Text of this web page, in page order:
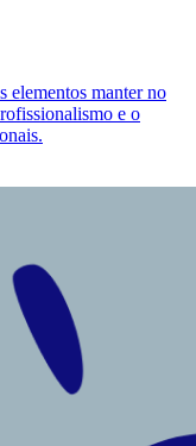
elementos manter no
e o